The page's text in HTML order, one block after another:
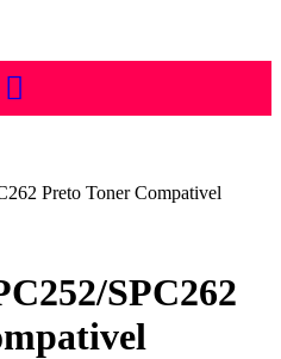
Preto Toner Compativel
SPC262